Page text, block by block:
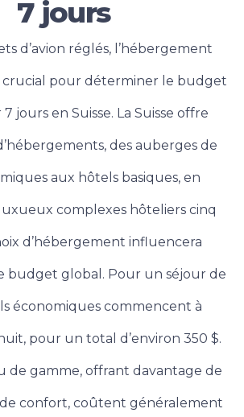
7 jours
d’avion réglés, l’hébergement
pour déterminer le budget
jours en Suisse. La Suisse offre
des auberges de
aux hôtels basiques, en
complexes hôteliers cinq
d’hébergement influencera
budget global. Pour un séjour de
économiques commencent à
pour un total d’environ 350 $.
de gamme, offrant davantage de
confort, coûtent généralement